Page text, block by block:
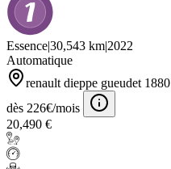
Essence|30,543 km|2022
Automatique
renault dieppe gueudet 1880
dès 226€/mois
20,490 €